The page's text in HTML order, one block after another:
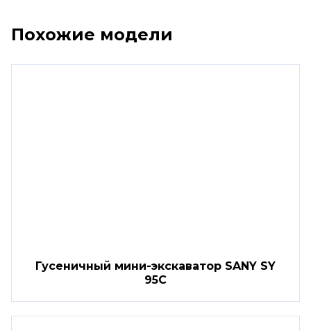
Похожие модели
Гусеничный мини-экскаватор SANY SY
95C